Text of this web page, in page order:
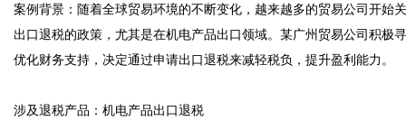
案例背景：随着全球贸易环境的不断变化，越来越多的贸易公司开始
出口退税的政策，尤其是在机电产品出口领域。某广州贸易公司积极
优化财务支持，决定通过申请出口退税来减轻税负，提升盈利能力。
涉及退税产品：机电产品出口退税